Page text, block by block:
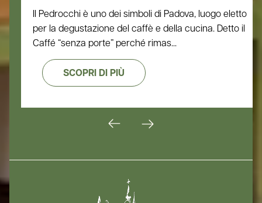
Il Pedrocchi è uno dei simboli di Padova, luogo eletto
per la degustazione del caffè e della cucina. Detto il
Caffé “senza porte” perché rimas...
SCOPRI DI PIÙ